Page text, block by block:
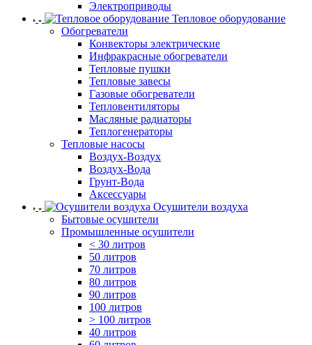
Электроприводы
Тепловое оборудование
Обогреватели
Конвекторы электрические
Инфракрасные обогреватели
Тепловые пушки
Тепловые завесы
Газовые обогреватели
Тепловентиляторы
Масляные радиаторы
Теплогенераторы
Тепловые насосы
Воздух-Воздух
Воздух-Вода
Грунт-Вода
Аксессуары
Осушители воздуха
Бытовые осушители
Промышленные осушители
< 30 литров
50 литров
70 литров
80 литров
90 литров
100 литров
> 100 литров
40 литров